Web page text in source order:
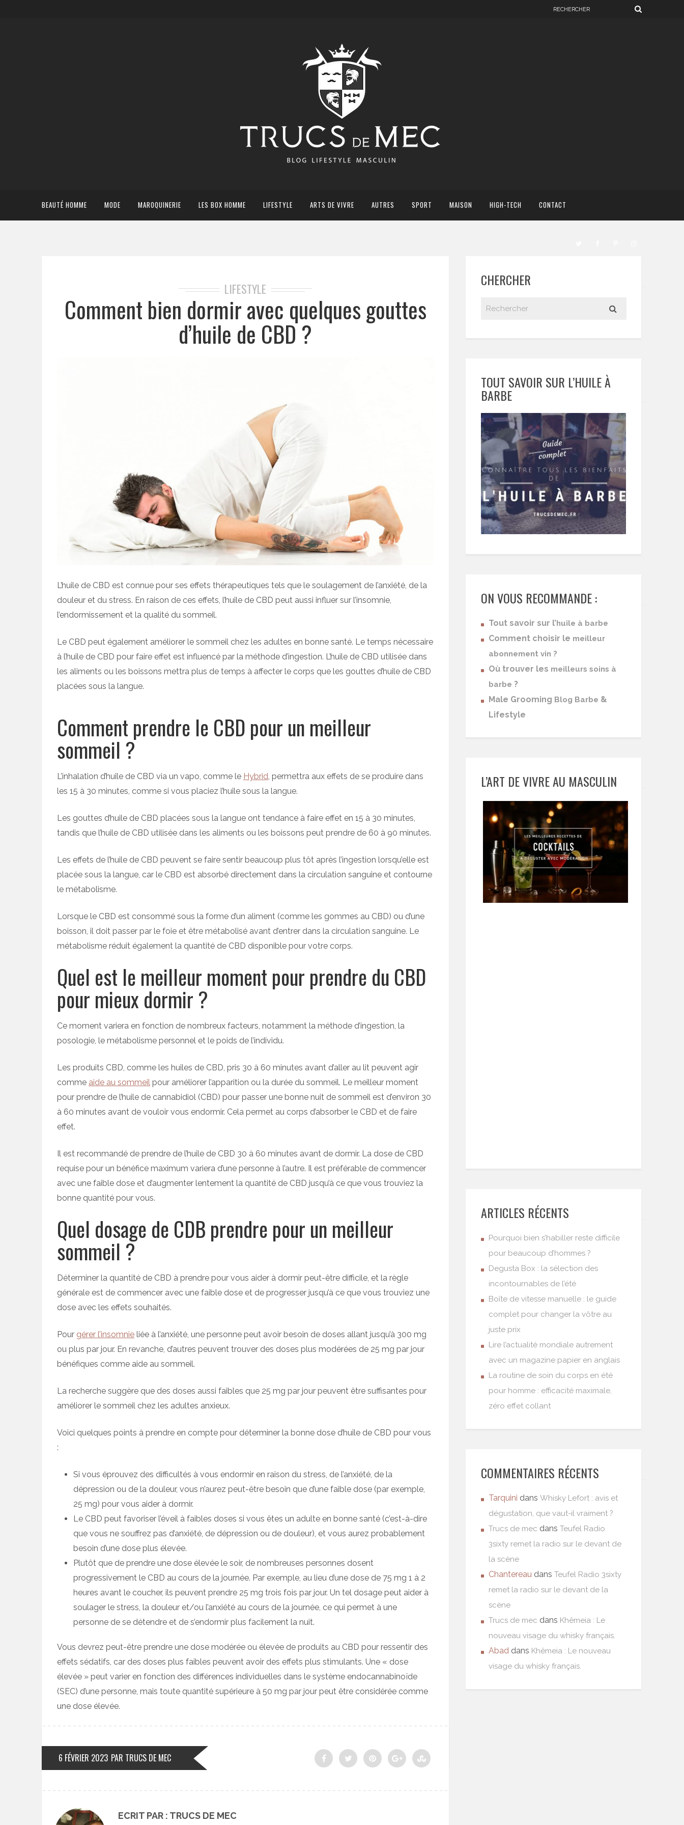
BEAUTÉ HOMME MODE MAROQUINERIE LES BOX HOMME LIFESTYLE ARTS DE VIVRE AUTRES SPORT MAISON HIGH-TECH CONTACT
LIFESTYLE
Comment bien dormir avec quelques gouttes
d’huile de CBD ?
L’huile de CBD est connue pour ses effets thérapeutiques tels que le soulagement de l’anxiété, de la
douleur et du stress. En raison de ces effets, l’huile de CBD peut aussi influer sur l’insomnie,
l’endormissement et la qualité du sommeil.
Le CBD peut également améliorer le sommeil chez les adultes en bonne santé. Le temps nécessaire
à l’huile de CBD pour faire effet est influencé par la méthode d’ingestion. L’huile de CBD utilisée dans
les aliments ou les boissons mettra plus de temps à affecter le corps que les gouttes d’huile de CBD
placées sous la langue.
Comment prendre le CBD pour un meilleur
sommeil ?
L’inhalation d’huile de CBD via un vapo, comme le Hybrid , permettra aux effets de se produire dans
les 15 à 30 minutes, comme si vous placiez l’huile sous la langue.
Les gouttes d’huile de CBD placées sous la langue ont tendance à faire effet en 15 à 30 minutes,
tandis que l’huile de CBD utilisée dans les aliments ou les boissons peut prendre de 60 à 90 minutes.
Les effets de l’huile de CBD peuvent se faire sentir beaucoup plus tôt après l’ingestion lorsqu’elle est
placée sous la langue, car le CBD est absorbé directement dans la circulation sanguine et contourne
le métabolisme.
Lorsque le CBD est consommé sous la forme d’un aliment (comme les gommes au CBD) ou d’une
boisson, il doit passer par le foie et être métabolisé avant d’entrer dans la circulation sanguine. Le
métabolisme réduit également la quantité de CBD disponible pour votre corps.
Quel est le meilleur moment pour prendre du CBD
pour mieux dormir ?
Ce moment variera en fonction de nombreux facteurs, notamment la méthode d’ingestion, la
posologie, le métabolisme personnel et le poids de l’individu.
Les produits CBD, comme les huiles de CBD, pris 30 à 60 minutes avant d’aller au lit peuvent agir
comme aide au sommeil pour améliorer l’apparition ou la durée du sommeil. Le meilleur moment
pour prendre de l’huile de cannabidiol (CBD) pour passer une bonne nuit de sommeil est d’environ 30
à 60 minutes avant de vouloir vous endormir. Cela permet au corps d’absorber le CBD et de faire
effet.
Il est recommandé de prendre de l’huile de CBD 30 à 60 minutes avant de dormir. La dose de CBD
requise pour un bénéfice maximum variera d’une personne à l’autre. Il est préférable de commencer
avec une faible dose et d’augmenter lentement la quantité de CBD jusqu’à ce que vous trouviez la
bonne quantité pour vous.
Quel dosage de CDB prendre pour un meilleur
sommeil ?
Déterminer la quantité de CBD à prendre pour vous aider à dormir peut-être difficile, et la règle
générale est de commencer avec une faible dose et de progresser jusqu’à ce que vous trouviez une
dose avec les effets souhaités.
Pour gérer l’insomnie liée à l’anxiété, une personne peut avoir besoin de doses allant jusqu’à 300 mg
ou plus par jour. En revanche, d’autres peuvent trouver des doses plus modérées de 25 mg par jour
bénéfiques comme aide au sommeil.
La recherche suggère que des doses aussi faibles que 25 mg par jour peuvent être suffisantes pour
améliorer le sommeil chez les adultes anxieux.
Voici quelques points à prendre en compte pour déterminer la bonne dose d’huile de CBD pour vous
:
Si vous éprouvez des difficultés à vous endormir en raison du stress, de l’anxiété, de la
dépression ou de la douleur, vous n’aurez peut-être besoin que d’une faible dose (par exemple,
25 mg) pour vous aider à dormir.
Le CBD peut favoriser l’éveil à faibles doses si vous êtes un adulte en bonne santé (c’est-à-dire
que vous ne souffrez pas d’anxiété, de dépression ou de douleur), et vous aurez probablement
besoin d’une dose plus élevée.
Plutôt que de prendre une dose élevée le soir, de nombreuses personnes dosent
progressivement le CBD au cours de la journée. Par exemple, au lieu d’une dose de 75 mg 1 à 2
heures avant le coucher, ils peuvent prendre 25 mg trois fois par jour. Un tel dosage peut aider à
soulager le stress, la douleur et/ou l’anxiété au cours de la journée, ce qui permet à une
personne de se détendre et de s’endormir plus facilement la nuit.
Vous devrez peut-être prendre une dose modérée ou élevée de produits au CBD pour ressentir des
effets sédatifs, car des doses plus faibles peuvent avoir des effets plus stimulants. Une « dose
élevée » peut varier en fonction des différences individuelles dans le système endocannabinoïde
(SEC) d’une personne, mais toute quantité supérieure à 50 mg par jour peut être considérée comme
une dose élevée.
6 FÉVRIER 2023 PAR TRUCS DE MEC
ECRIT PAR : TRUCS DE MEC
CHERCHER
TOUT SAVOIR SUR L’HUILE À
BARBE
ON VOUS RECOMMANDE :
Tout savoir sur l’ huile à barbe
Comment choisir le meilleur
abonnement vin ?
Où trouver les meilleurs soins à
barbe ?
Male Grooming Blog Barbe &
Lifestyle
L’ART DE VIVRE AU MASCULIN
ARTICLES RÉCENTS
Pourquoi bien s’habiller reste difficile
pour beaucoup d’hommes ?
Degusta Box : la sélection des
incontournables de l’été
Boîte de vitesse manuelle : le guide
complet pour changer la vôtre au
juste prix
Lire l’actualité mondiale autrement
avec un magazine papier en anglais
La routine de soin du corps en été
pour homme : efficacité maximale,
zéro effet collant
COMMENTAIRES RÉCENTS
Tarquini dans Whisky Lefort : avis et
dégustation, que vaut-il vraiment ?
Trucs de mec dans Teufel Radio
3sixty remet la radio sur le devant de
la scène
Chantereau dans Teufel Radio 3sixty
remet la radio sur le devant de la
scène
Trucs de mec dans Khêmeia : Le
nouveau visage du whisky français.
Abad dans Khêmeia : Le nouveau
visage du whisky français.